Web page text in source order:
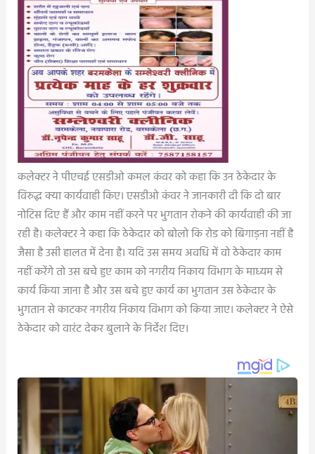
कलेक्टर ने पीएचई एसडीओ कमल कंवर को कहा कि उन ठेकेदार के
विरुद्ध क्या कार्यवाही किए। एसडीओ कंवर ने जानकारी दी कि दो बार
नोटिस दिए हैं और काम नहीं करने पर भुगतान रोकने की कार्यवाही की जा
रही है। कलेक्टर ने कहा कि ठेकेदार को बोलो कि रोड को बिगाड़ना नहीं है
जैसा है उसी हालत में देना है। यदि उस समय अवधि में वो ठेकेदार काम
नहीं करेंगे तो उस बचे हुए काम को नगरीय निकाय विभाग के माध्यम से
कार्य किया जाना है और उस बचे हुए कार्य का भुगतान उस ठेकेदार के
भुगतान से काटकर नगरीय निकाय विभाग को किया जाए। कलेक्टर ने ऐसे
ठेकेदार को वारंट देकर बुलाने के निर्देश दिए।